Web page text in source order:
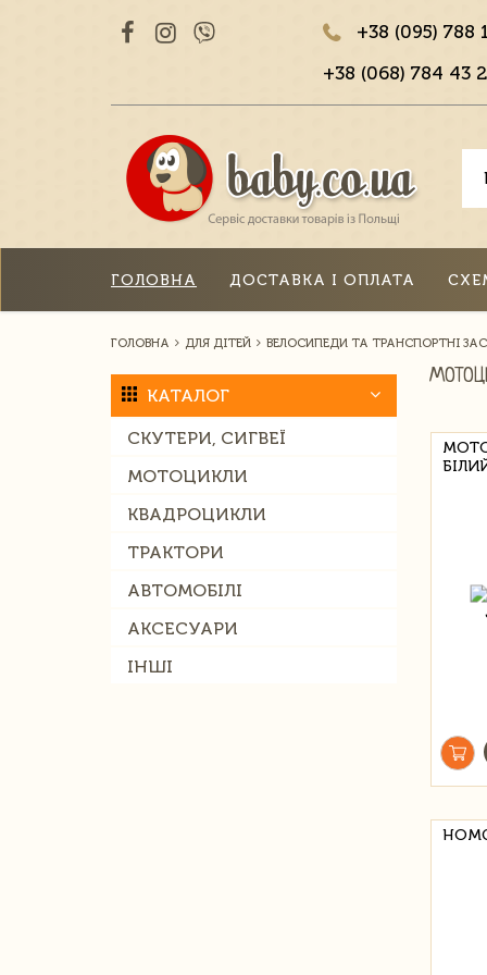
+38 (095) 788
+38 (068) 784 43
ГОЛОВНА ДОСТАВКА І ОПЛАТА
ГОЛОВНА ДЛЯ ДІТЕЙ ВЕЛОСИПЕДИ ТА ТРАНСПОРТНІ
КАТАЛОГ
СКУТЕРИ, СИГВЕЇ
МОТОЦИКЛИ
КВАДРОЦИКЛИ
ТРАКТОРИ
АВТОМОБІЛІ
АКСЕСУАРИ
ІНШІ